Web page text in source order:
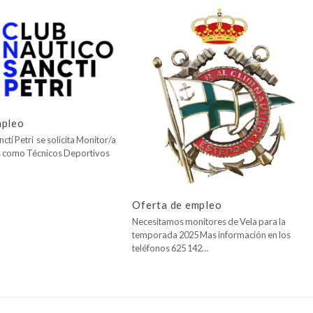
Petri se solicita Monitor/a
como Técnicos Deportivos
Oferta de empleo
Necesitamos monitores de Vela para la
temporada 2025 Mas información en los
teléfonos 625 142…